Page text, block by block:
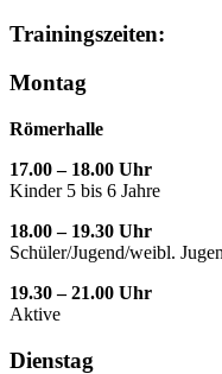
Trainingszeiten:
Montag
Römerhalle
17.00 – 18.00 Uhr
Kinder 5 bis 6 Jahre
18.00 – 19.30 Uhr
Schüler/Jugend/weibl.
19.30 – 21.00 Uhr
Aktive
Dienstag